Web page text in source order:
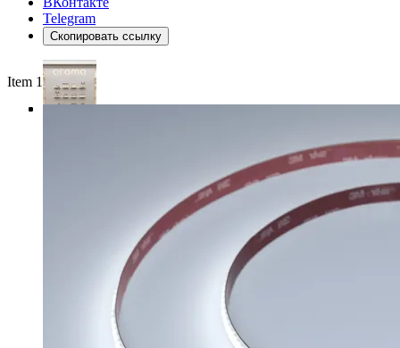
Telegram
Скопировать ссылку
Item 1 of 4